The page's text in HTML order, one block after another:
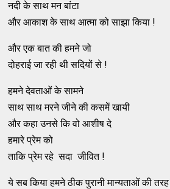
नदी के साथ मन बांटा
और आकाश के साथ आत्मा को साझा किया !
और एक बात की हमने जो
दोहराई जा रही थी सदियों से !
हमने देवताओं के सामने
साथ साथ मरने जीने की कसमें खायी
और कहा उनसे कि वो आशीष दे
हमारे प्रेम को
ताकि प्रेम रहे सदा जीवित !
ये सब किया हमने ठीक पुरानी मान्यताओं की तरह